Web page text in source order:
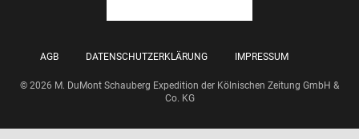
AGB DATENSCHUTZERKLÄRUNG IMPRESSUM
© 2026 M. DuMont Schauberg Expedition der Kölnischen Zeitung GmbH &
Co. KG